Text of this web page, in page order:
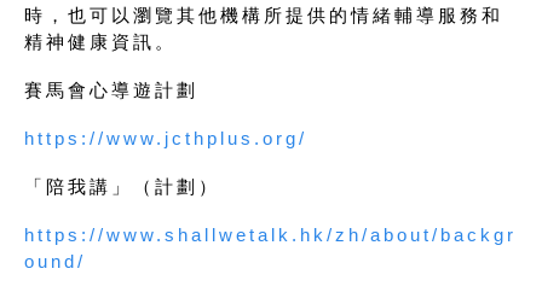
時，也可以瀏覽其他機構所提供的情緒輔導服務和
精神健康資訊。
賽馬會心導遊計劃
https://www.jcthplus.org/
「陪我講」（計劃）
https://www.shallwetalk.hk/zh/about/backgr
ound/